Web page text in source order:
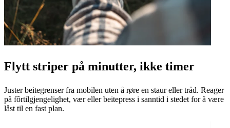
Flytt striper på minutter, ikke timer
Juster beitegrenser fra mobilen uten å røre en staur eller tråd. Reager
på fôrtilgjengelighet, vær eller beitepress i sanntid i stedet for å være
låst til en fast plan.